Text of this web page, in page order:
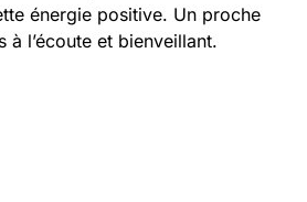
énergie positive. Un proche
l’écoute et bienveillant.